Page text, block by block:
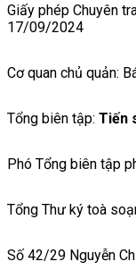
Giấy phép Chuyên
17/09/2024
Cơ quan chủ quản:
Tổng biên tập: Tiến
Phó Tổng biên tập
Tổng Thư ký toà
Số 42/29 Nguyễn